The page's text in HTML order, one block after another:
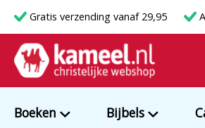
Gratis verzending vanaf 29,95
Boeken Bijbels